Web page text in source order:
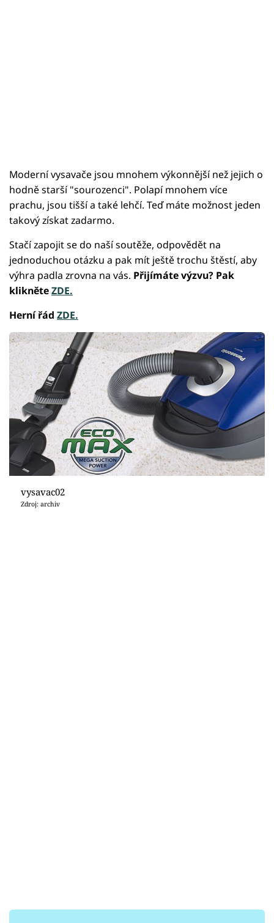
Moderní vysavače jsou mnohem výkonnější než jejich o
hodně starší "sourozenci". Polapí mnohem více
prachu, jsou tišší a také lehčí. Teď máte možnost jeden
takový získat zadarmo.
Stačí zapojit se do naší soutěže, odpovědět na
jednoduchou otázku a pak mít ještě trochu štěstí, aby
výhra padla zrovna na vás. Přijímáte výzvu? Pak
klikněteZDE.
Herní řád ZDE.
vysavac02
Zdroj: archiv